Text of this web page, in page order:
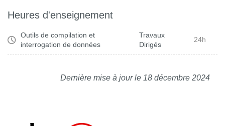
Heures d'enseignement
Outils de compilation et
interrogation de données
Travaux
Dirigés
24h
Dernière mise à jour le 18 décembre 2024